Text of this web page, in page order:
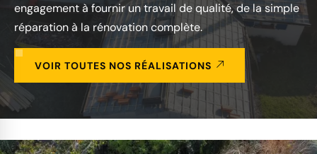
engagement à fournir un travail de qualité, de la simple
réparation à la rénovation complète.
VOIR TOUTES NOS RÉALISATIONS